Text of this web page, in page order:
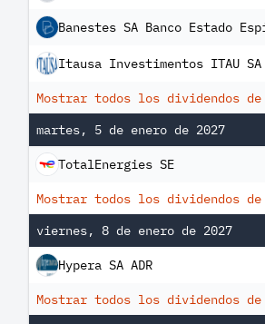
Banestes SA Banco Estado
Itausa Investimentos ITAU SA
Mostrar todos los dividendos
martes, 5 de enero de 2027
TotalEnergies SE
Mostrar todos los dividendos
viernes, 8 de enero de 2027
Hypera SA ADR
Mostrar todos los dividendos